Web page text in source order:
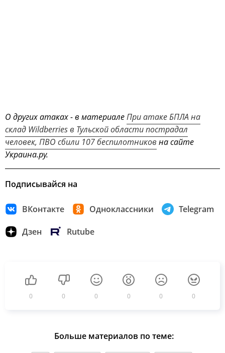
О других атаках - в материалеПри атаке БПЛА на
склад Wildberries в Тульской области пострадал
человек, ПВО сбили 107 беспилотников на сайте
Украина.ру.
Подписывайся на
ВКонтакте Одноклассники Telegram
Дзен Rutube
0 0 0 0 0 0
Больше материалов по теме: